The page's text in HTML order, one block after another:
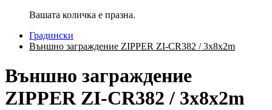
Вашата количка е празна.
Градински
Външно заграждение ZIPPER ZI-CR382 / 3x8x2m
Външно заграждение
ZIPPER ZI-CR382 / 3x8x2m